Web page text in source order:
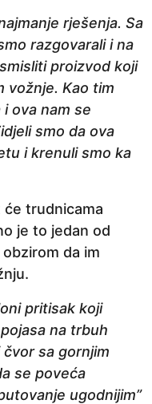
rješenja. Sa
razgovarali i na
proizvod koji
vožnje. Kao tim
ova nam se
smo da ova
i krenuli smo ka
će trudnicama
je to jedan od
da im
pritisak koji
na trbuh
sa gornjim
se poveća
ugodnijim”